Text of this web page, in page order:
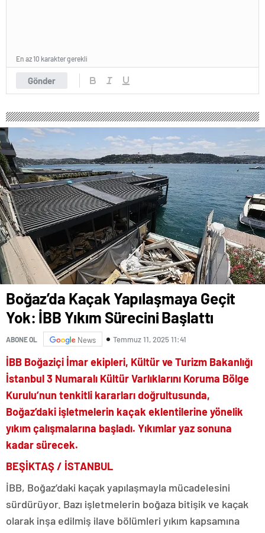
Gönder
En az 10 karakter gerekli
Boğaz’da Kaçak Yapılaşmaya Geçit
Yok: İBB Yıkım Sürecini Başlattı
ABONE OL News Temmuz 11, 2025 11:41
İBB Boğaziçi İmar ekipleri, Kültür ve Turizm Bakanlığı
İstanbul 3 Numaralı Kültür Varlıklarını Koruma Bölge
Kurulu’nun tenkitli kararları doğrultusunda,
Boğaz’daki işletmelerin kaçak eklentilerine yönelik
yıkım çalışmalarına başladı. Yıkımlar yaz sonuna
kadar sürecek.
BEŞİKTAŞ / İSTANBUL
İBB, Boğaz’daki kaçak yapılaşmayla mücadelesini
sürdürüyor. Bazı işletmelerin boğaza bitişik ve kaçak
olarak inşa edilmiş ilave bölümleri yıkım kapsamına